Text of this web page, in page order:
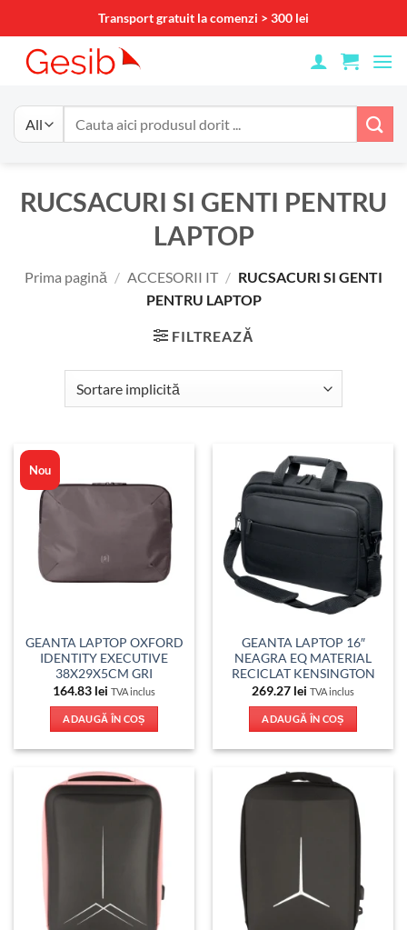
to
content
Transport gratuit la comenzi > 300 lei
RUCSACURI SI GENTI PENTRU
LAPTOP
Prima pagină / ACCESORII IT / RUCSACURI SI GENTI
PENTRU LAPTOP
FILTREAZĂ
Nou
GEANTA LAPTOP OXFORD
IDENTITY EXECUTIVE
38X29X5CM GRI
164.83 lei TVA inclus
ADAUGĂ ÎN COȘ
GEANTA LAPTOP 16″
NEAGRA EQ MATERIAL
RECICLAT KENSINGTON
269.27 lei TVA inclus
ADAUGĂ ÎN COȘ